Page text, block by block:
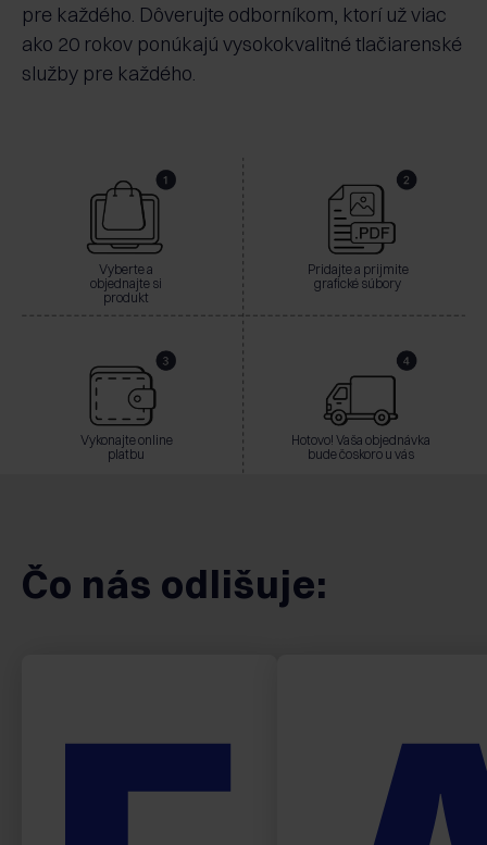
pre každého. Dôverujte odborníkom, ktorí už viac
ako 20 rokov ponúkajú vysokokvalitné tlačiarenské
služby pre každého.
Vyberte a
objednajte si
produkt
Pridajte a prijmite
grafické súbory
Vykonajte online
platbu
Hotovo! Vaša objednávka
bude čoskoro u vás
Čo nás odlišuje: